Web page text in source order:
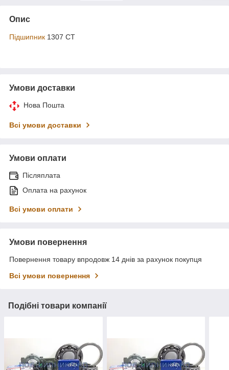
Опис
Підшипник 1307 CT
Умови доставки
Нова Пошта
Всі умови доставки
Умови оплати
Післяплата
Оплата на рахунок
Всі умови оплати
Умови повернення
Повернення товару впродовж 14 днів за рахунок покупця
Всі умови повернення
Подібні товари компанії